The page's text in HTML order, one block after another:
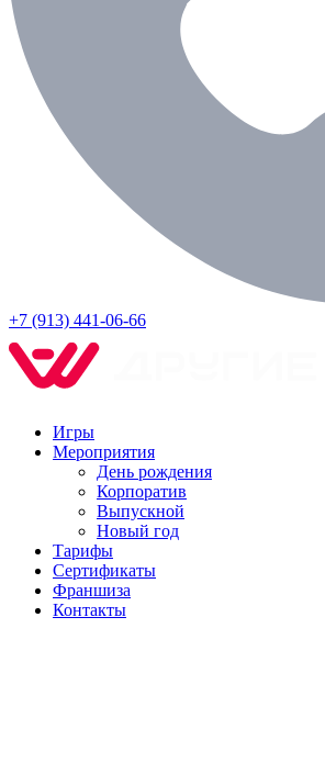
+7 (913) 441-06-66
Игры
Мероприятия
День рождения
Корпоратив
Выпускной
Новый год
Тарифы
Сертификаты
Франшиза
Контакты